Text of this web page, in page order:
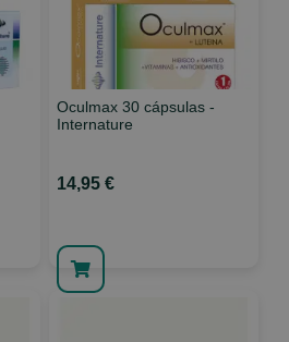
Oculmax 30 cápsulas -
Internature
14,95 €